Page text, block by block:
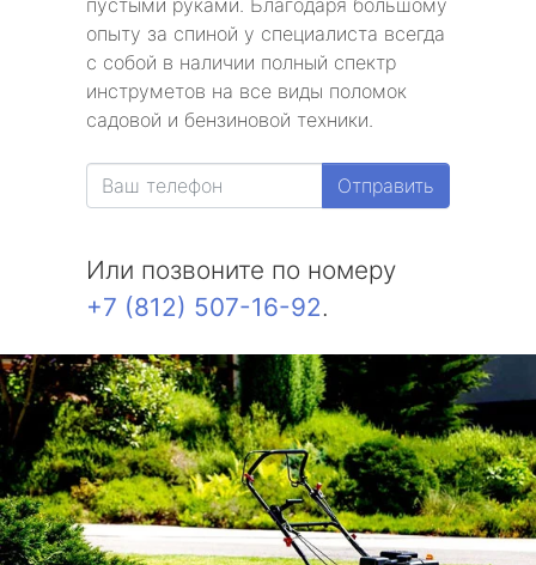
пустыми руками. Благодаря большому
опыту за спиной у специалиста всегда
с собой в наличии полный спектр
инструметов на все виды поломок
садовой и бензиновой техники.
Отправить
Или позвоните по номеру
+7 (812) 507-16-92.